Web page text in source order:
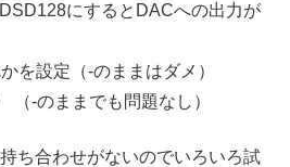
にするとDACへの出力が
設定（-のままはダメ）
-のままでも問題なし）
ち合わせがないのでいろいろ試